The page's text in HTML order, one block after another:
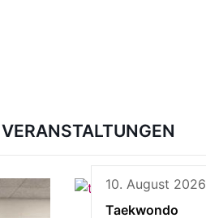
10. August 2026
Taekwondo